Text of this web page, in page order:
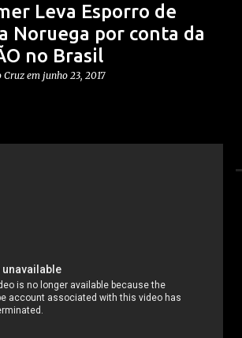
Leva Esporro de
Noruega por conta da
no Brasil
Cruz em junho 23, 2017